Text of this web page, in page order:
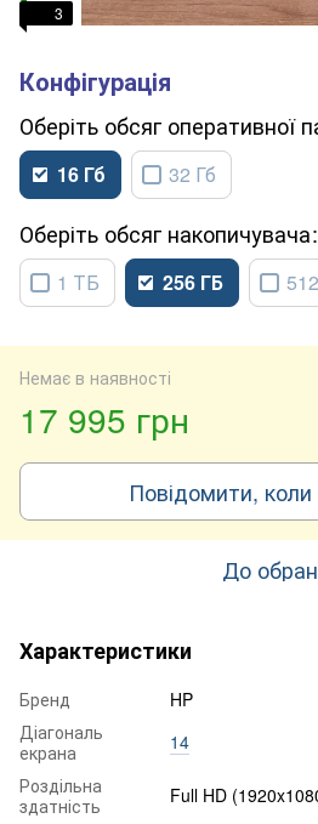
3
обсяг оперативної
16 Гб 32 Гб
обсяг накопичувача
1 ТБ 256 ГБ
Немає в наявності
17 995 грн
Повідомити, коли
До
Характеристики
Бренд
HP
Діагональ
екрана
14
Роздільна
здатність
Full HD